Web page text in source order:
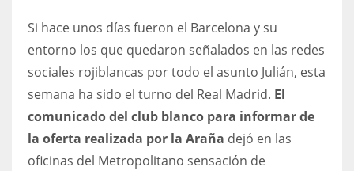
PIT
20
16
Si hace unos días fueron el Barcelona y su
entorno los que quedaron señalados en las redes
sociales rojiblancas por todo el asunto Julián, esta
semana ha sido el turno del Real Madrid. El
comunicado del club blanco para informar de
la oferta realizada por la Araña dejó en las
oficinas del Metropolitano sensación de